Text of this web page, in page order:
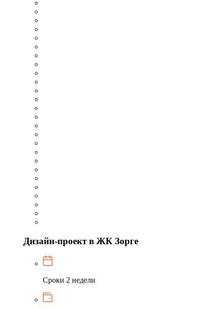
Дизайн-проект в ЖК Зорге
Сроки 2 недели